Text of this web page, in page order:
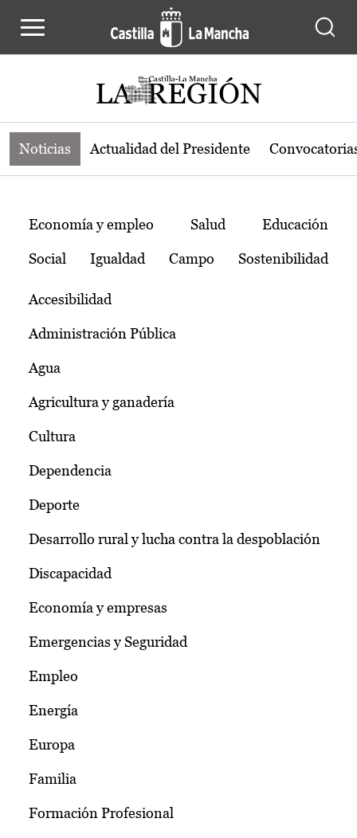
Noticias de la región de Castilla-La
Noticias Actualidad del Presidente
Temas
Economía y empleo Salud Educación
Social Igualdad Campo Sostenibilidad
Accesibilidad
Administración Pública
Agua
Agricultura y ganadería
Cultura
Dependencia
Deporte
Desarrollo rural y lucha contra la despoblación
Discapacidad
Economía y empresas
Emergencias y Seguridad
Empleo
Energía
Europa
Familia
Formación Profesional